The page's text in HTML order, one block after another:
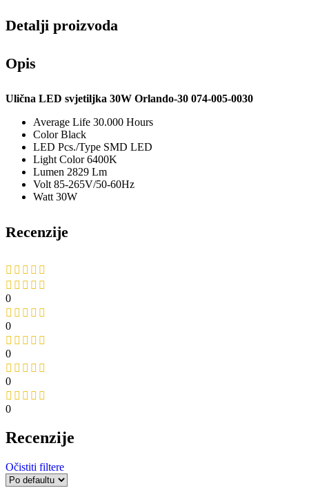
Detalji proizvoda
Opis
Ulična LED svjetiljka 30W Orlando-30 074-005-0030
Average Life 30.000 Hours
Color Black
LED Pcs./Type SMD LED
Light Color 6400K
Lumen 2829 Lm
Volt 85-265V/50-60Hz
Watt 30W
Recenzije
0
0
0
0
0
Recenzije
Očistiti filtere